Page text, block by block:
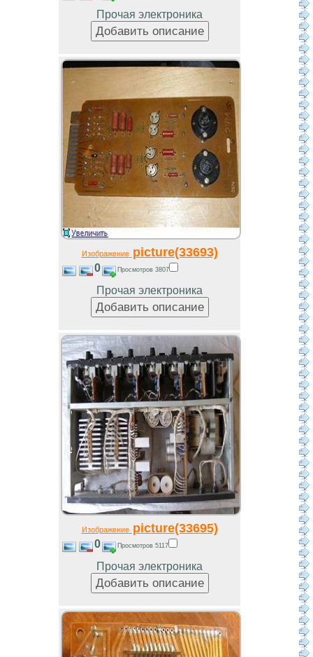
Прочая электроника
Изображениеpicture(33693)
0 Просмотров 3807
Прочая электроника
Изображениеpicture(33695)
0 Просмотров 5117
Прочая электроника